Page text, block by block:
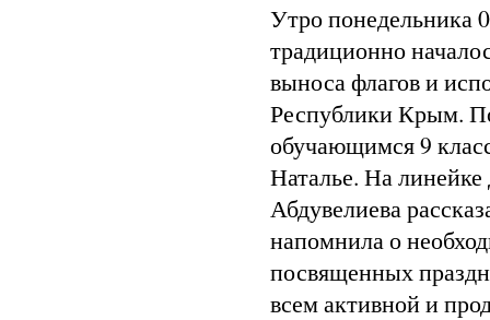
Утро понедельника
традиционно
выноса флагов и
Республики Крым.
обучающимся 9
Наталье. На
Абдувелиева
напомнила о
посвященных
всем активной и